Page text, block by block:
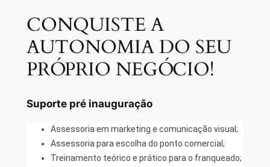
CONQUISTE A
AUTONOMIA DO SEU
PRÓPRIO NEGÓCIO!
Suporte pré inauguração
Assessoria em marketing e comunicação visual;
Assessoria para escolha do ponto comercial;
Treinamento teórico e prático para o franqueado;